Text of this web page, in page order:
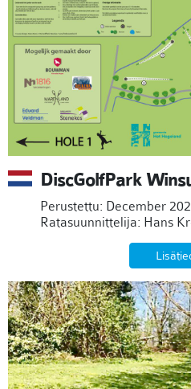
DiscGolfPark
Perustettu: December
Ratasuunnittelija: Hans